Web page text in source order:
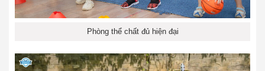
Phòng thể chất đủ hiện đại